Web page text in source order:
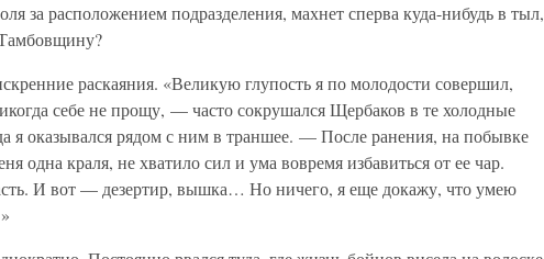
за расположением подразделения, махнет сперва куда-нибудь в тыл,
раскаяния. «Великую глупость я по молодости совершил,
себе не прощу, — часто сокрушался Щербаков в те холодные
я оказывался рядом с ним в траншее. — После ранения, на побывке
одна краля, не хватило сил и ума вовремя избавиться от ее чар.
И вот — дезертир, вышка… Но ничего, я еще докажу, что умею